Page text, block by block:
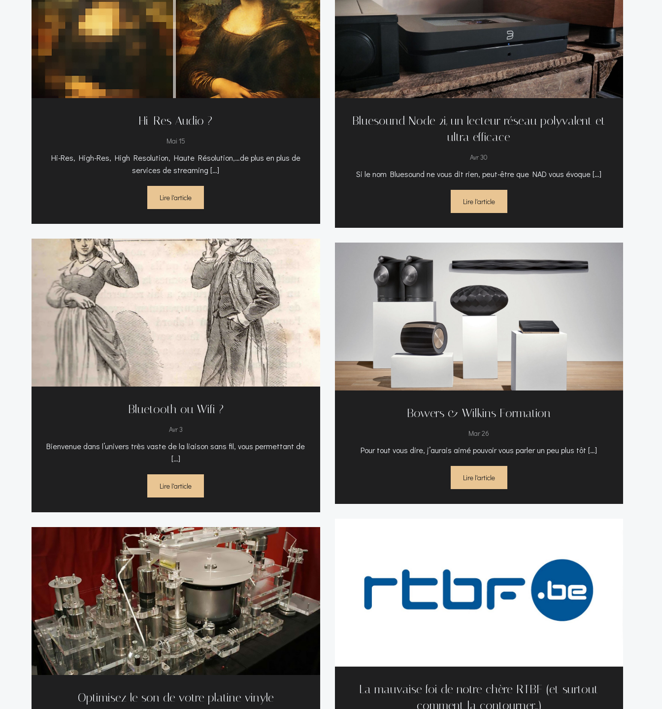
Hi-Res Audio ?
Mai 15
Hi-Res, High-Res, High Resolution, Haute Résolution,…de plus en plus de
services de streaming […]
Lire l'article
Bluesound Node 2i, un lecteur réseau polyvalent et
ultra efficace
Avr 30
Si le nom Bluesound ne vous dit rien, peut-être que NAD vous évoque […]
Lire l'article
Bluetooth ou Wifi ?
Avr 3
Bienvenue dans l’univers très vaste de la liaison sans fil, vous permettant de
[…]
Lire l'article
Bowers & Wilkins Formation
Mar 26
Pour tout vous dire, j’aurais aimé pouvoir vous parler un peu plus tôt […]
Lire l'article
La mauvaise foi de notre chère RTBF (et surtout
comment la contourner…)
Optimisez le son de votre platine vinyle